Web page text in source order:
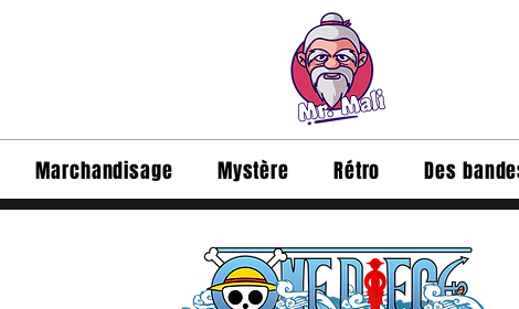
Marchandisage Mystère Rétro Des